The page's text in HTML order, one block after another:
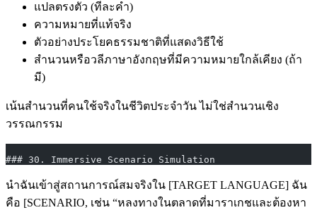
แปลตรงตัว (ทีละคำ)
ความหมายที่แท้จริง
ตัวอย่างประโยคธรรมชาติที่แสดงวิธีใช้
สำนวนหรือวลีภาษาอังกฤษที่มีความหมายใกล้เคียง (ถ้า
มี)
เน้นสำนวนที่คนใช้จริงในชีวิตประจำวัน ไม่ใช่สำนวนเชิง
วรรณกรรม
### 30. Immersive Scenario Simulation
นำฉันเข้าสู่สถานการณ์สมจริงใน [TARGET LANGUAGE] ฉัน
คือ [SCENARIO, เช่น “หลงทางในตลาดที่มาราเกชและต้องหา